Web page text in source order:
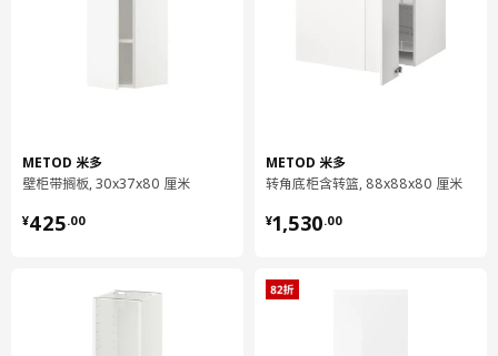
组装说明和文件
METOD 米多 底柜
MAXIMERA 马斯麦 抽屉，高
METOD 米多
壁柜带搁板, 30x37x80 厘米
¥425.00
¥ 425.00
METOD 米多
转角底柜含转篮, 88x88x80 厘米
¥1,530.00
¥ 1530.00